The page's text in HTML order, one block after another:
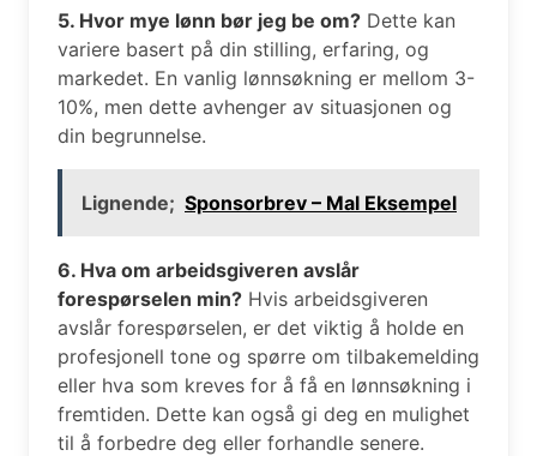
5. Hvor mye lønn bør jeg be om? Dette kan
variere basert på din stilling, erfaring, og
markedet. En vanlig lønnsøkning er mellom 3-
10%, men dette avhenger av situasjonen og
din begrunnelse.
Lignende; Sponsorbrev – Mal Eksempel
6. Hva om arbeidsgiveren avslår
forespørselen min? Hvis arbeidsgiveren
avslår forespørselen, er det viktig å holde en
profesjonell tone og spørre om tilbakemelding
eller hva som kreves for å få en lønnsøkning i
fremtiden. Dette kan også gi deg en mulighet
til å forbedre deg eller forhandle senere.